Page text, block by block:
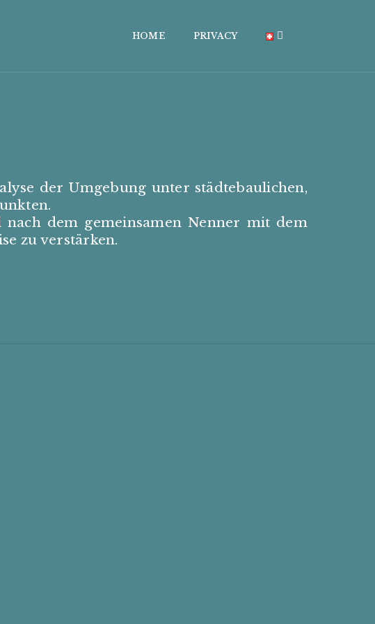
HOME PRIVACY
der Umgebung unter städtebaulichen,
nach dem gemeinsamen Nenner mit dem
zu verstärken.